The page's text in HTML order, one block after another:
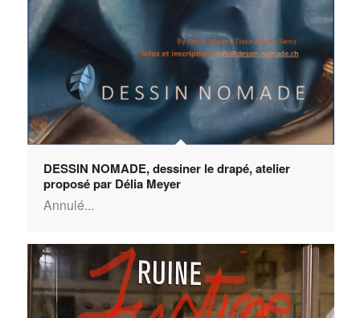
DESSIN NOMADE, dessiner le drapé, atelier
proposé par Délia Meyer
Annulé...